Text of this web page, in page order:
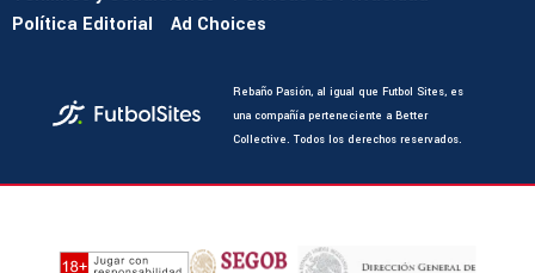
Política Editorial
Ad Choices
Rebaño Pasión, al igual que Futbol Sites, es
una compañía perteneciente a Better
Collective. Todos los derechos reservados.